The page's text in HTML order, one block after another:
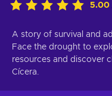
5.00
A story of survival and
Face the drought to
resources and discover
Cícera.